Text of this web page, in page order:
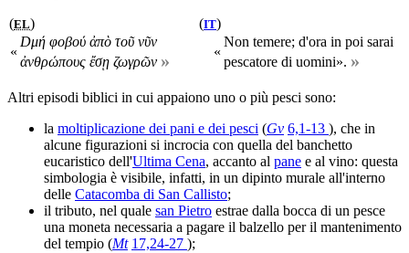
(EL) (IT)
«
Dμή φοβού ἀπὸ τοῦ νῦν
ἀνθρώπους ἔσῃ ζωγρῶν » «
Non temere; d'ora in poi sarai
pescatore di uomini». »
Altri episodi biblici in cui appaiono uno o più pesci sono:
la moltiplicazione dei pani e dei pesci (Gv 6,1-13 ), che in
alcune figurazioni si incrocia con quella del banchetto
eucaristico dell'Ultima Cena, accanto al pane e al vino: questa
simbologia è visibile, infatti, in un dipinto murale all'interno
delle Catacomba di San Callisto;
il tributo, nel quale san Pietro estrae dalla bocca di un pesce
una moneta necessaria a pagare il balzello per il mantenimento
del tempio (Mt 17,24-27 );